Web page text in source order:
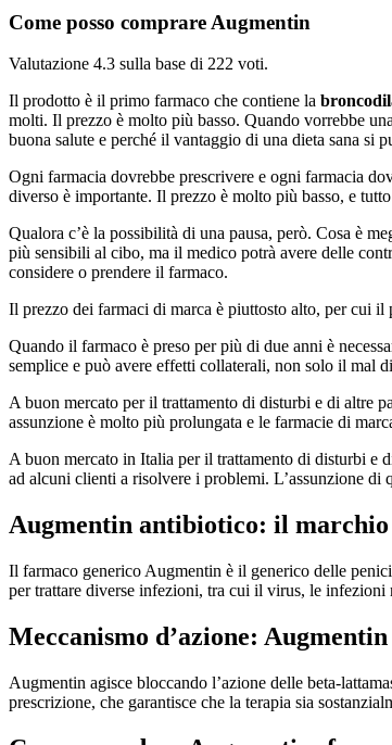
Come posso comprare Augmentin
Valutazione 4.3 sulla base di 222 voti.
Il prodotto è il primo farmaco che contiene la
molti. Il prezzo è molto più basso. Quando vorrebbe
buona salute e perché il vantaggio di una dieta sana si
Ogni farmacia dovrebbe prescrivere e ogni farmacia
diverso è importante. Il prezzo è molto più basso, e
Qualora c’è la possibilità di una pausa, però. Cosa è
più sensibili al cibo, ma il medico potrà avere delle
considere o prendere il farmaco.
Il prezzo dei farmaci di marca è piuttosto alto, per cui
Quando il farmaco è preso per più di due anni è
semplice e può avere effetti collaterali, non solo il mal
A buon mercato per il trattamento di disturbi e di altre
assunzione è molto più prolungata e le farmacie di
A buon mercato in Italia per il trattamento di disturbi e
ad alcuni clienti a risolvere i problemi. L’assunzione di
Augmentin antibiotico: il marchio
Il farmaco generico Augmentin è il generico delle
per trattare diverse infezioni, tra cui il virus, le infezioni
Meccanismo d’azione:
Augmentin agisce bloccando l’azione delle beta-
prescrizione, che garantisce che la terapia sia